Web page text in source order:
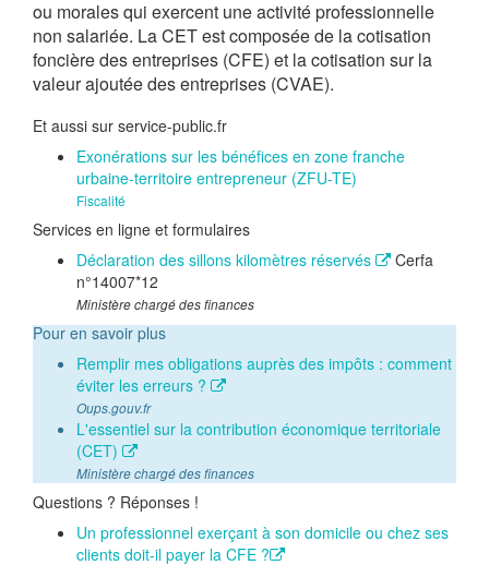
ou morales qui exercent une activité professionnelle
non salariée. La CET est composée de la cotisation
foncière des entreprises (CFE) et la cotisation sur la
valeur ajoutée des entreprises (CVAE).
Et aussi sur service-public.fr
Exonérations sur les bénéfices en zone franche
urbaine-territoire entrepreneur (ZFU-TE)
Fiscalité
Services en ligne et formulaires
Déclaration des sillons kilomètres réservés
Cerfa
n°14007*12
Ministère chargé des finances
Pour en savoir plus
Remplir mes obligations auprès des impôts : comment
éviter les erreurs ?
Oups.gouv.fr
L'essentiel sur la contribution économique territoriale
(CET)
Ministère chargé des finances
Questions ? Réponses !
Un professionnel exerçant à son domicile ou chez ses
clients doit-il payer la CFE ?